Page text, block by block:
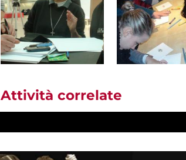
Attività correlate